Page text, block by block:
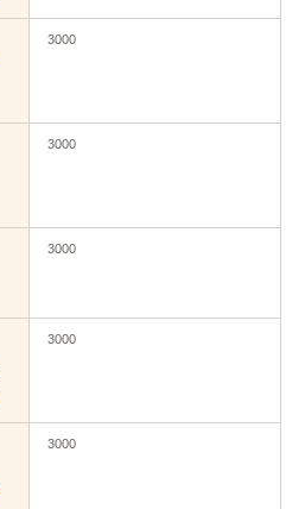
3000
3000
3000
3000
3000